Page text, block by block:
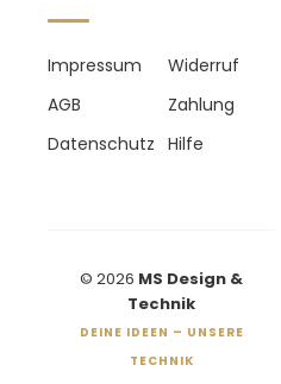
Impressum
Widerruf
AGB
Zahlung
Datenschutz Hilfe
© 2026 MS Design &
Technik
DEINE IDEEN – UNSERE
TECHNIK